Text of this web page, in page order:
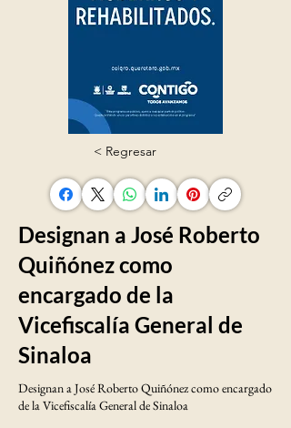
< Regresar
Designan a José Roberto
Quiñónez como
encargado de la
Vicefiscalía General de
Sinaloa
Designan a José Roberto Quiñónez como encargado
de la Vicefiscalía General de Sinaloa